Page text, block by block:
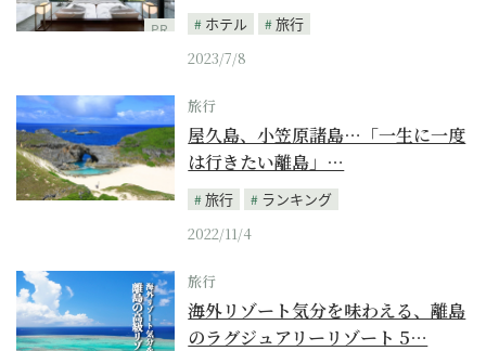
PR ホテル
旅行
2023/7/8
旅行
屋久島、小笠原諸島…「一生に一度
は行きたい離島」…
旅行
ランキング
2022/11/4
旅行
海外リゾート気分を味わえる、離島
のラグジュアリーリゾート 5…